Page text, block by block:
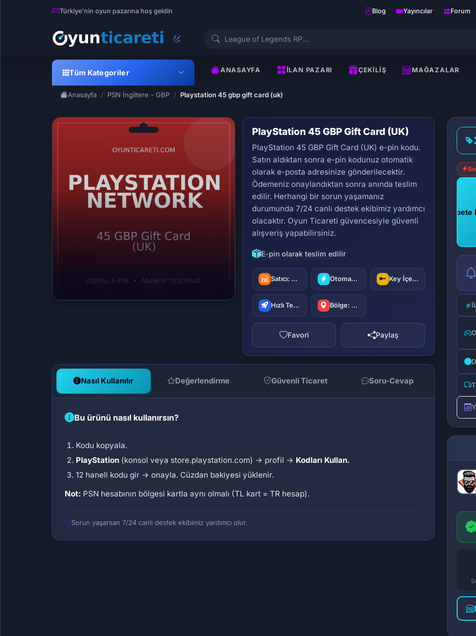
Türkiye'nin oyun pazarına hoş geldin Blog Yayıncılar Forum
Tüm Kategoriler ANASAYFA İLAN PAZARI ÇEKILIŞ MAĞAZALAR
Anasayfa PSN İngiltere - GBP Playstation 45 gbp gift card (uk)
PlayStation 45 GBP Gift Card (UK)
PlayStation 45 GBP Gift Card (UK) e-pin kodu.
Satın aldıktan sonra e-pin kodunuz otomatik
olarak e-posta adresinize gönderilecektir.
Ödemeniz onaylandıktan sonra anında teslim
edilir. Herhangi bir sorun yaşamanız
durumunda 7/24 canlı destek ekibimiz yardımcı
olacaktır. Oyun Ticareti güvencesiyle güvenli
alışveriş yapabilirsiniz.
E-pin olarak teslim edilir
Satıcı:
oyuncu42 Otomatik Teslimat Key İçerir
Hızlı Teslimat Bölge: Türkiye
Favori Paylaş
Nasıl Kullanılır Değerlendirme Güvenli Ticaret Soru-Cevap
Bu ürünü nasıl kullanırsın?
Kodu kopyala.
PlayStation (konsol veya store.playstation.com) → profil → Kodları Kullan.
12 haneli kodu gir → onayla. Cüzdan bakiyesi yüklenir.
Not: PSN hesabının bölgesi kartla aynı olmalı (TL kart = TR hesap).
Sorun yaşarsan 7/24 canlı destek ekibimiz yardımcı olur.